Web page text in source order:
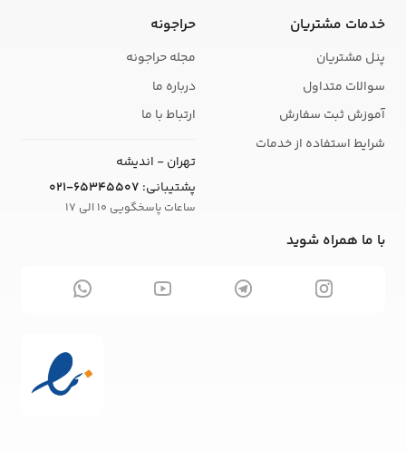
خدمات مشتریان
پنل مشتریان
سوالات متداول
آموزش ثبت سفارش
شرایط استفاده از خدمات
حراجونه
مجله حراجونه
درباره ما
ارتباط با ما
تهران - اندیشه
پشتیبانی: 021-65345507
ساعات پاسخگویی 10 الی 17
با ما همراه شوید